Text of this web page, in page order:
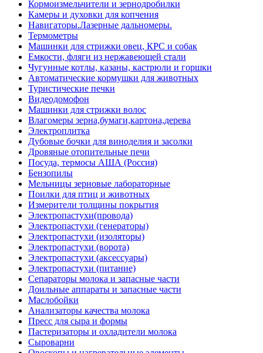
Кормоизмельчители и зернодробилки
Камеры и духовки для копчения
Навигаторы.Лазерные дальномеры.
Термометры
Машинки для стрижки овец, КРС и собак
Емкости, фляги из нержавеющей стали
Чугунные котлы, казаны, кастрюли и горшки
Автоматические кормушки для животных
Туристические печки
Видеодомофон
Машинки для стрижки волос
Влагомеры зерна,бумаги,картона,дерева
Электроплитка
Дубовые бочки для виноделия и засолки
Дровяные отопительные печи
Посуда, термосы АША (Россия)
Бензопилы
Мельницы зерновые лабораторные
Поилки для птиц и животных
Измерители толщины покрытия
Электропастухи(провода)
Электропастухи (генераторы)
Электропастухи (изоляторы)
Электропастухи (ворота)
Электропастухи (аксессуары)
Электропастухи (питание)
Сепараторы молока и запасные части
Доильные аппараты и запасные части
Маслобойки
Анализаторы качества молока
Пресс для сыра и формы
Пастеризаторы и охладители молока
Сыроварни